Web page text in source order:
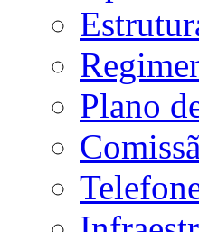
Plano